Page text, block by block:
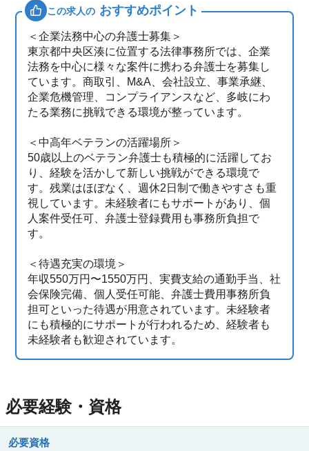
この求人の おすすめポイント
＜企業法務中心の弁護士募集＞
東京都中央区湊に位置する法律事務所では、企業
法務を中心に様々な案件に携わる弁護士を募集し
ています。商取引、M&A、会社設立、事業承継、
企業危機管理、コンプライアンスなど、多岐にわ
たる業務に挑戦できる環境が整っています。
＜中高年ベテランの活躍場所＞
50歳以上のベテラン弁護士も積極的に活躍してお
り、経験を活かして新しい挑戦ができる環境で
す。残業はほぼなく、週休2日制で働きやすさも重
視しています。未経験者にもサポートがあり、個
人案件受任可、弁護士登録費用も事務所負担で
す。
＜待遇充実の環境＞
年収550万円〜1550万円、実費支給の通勤手当、社
会保険完備、個人受任可能、弁護士費用事務所負
担可といった待遇が用意されています。未経験者
にも積極的にサポートが行われるため、経験者も
未経験者も歓迎されています。
必要経験・資格
必要資格